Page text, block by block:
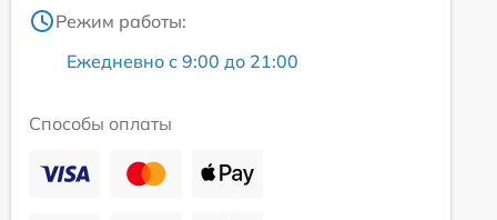
Режим работы:
Ежедневно с 9:00 до 21:00
Способы оплаты